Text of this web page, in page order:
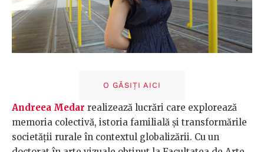
O GĂSIȚI AICI
Andreea Medar realizează lucrări care explorează
memoria colectivă, istoria familială și transformările
societății rurale în contextul globalizării. Cu un